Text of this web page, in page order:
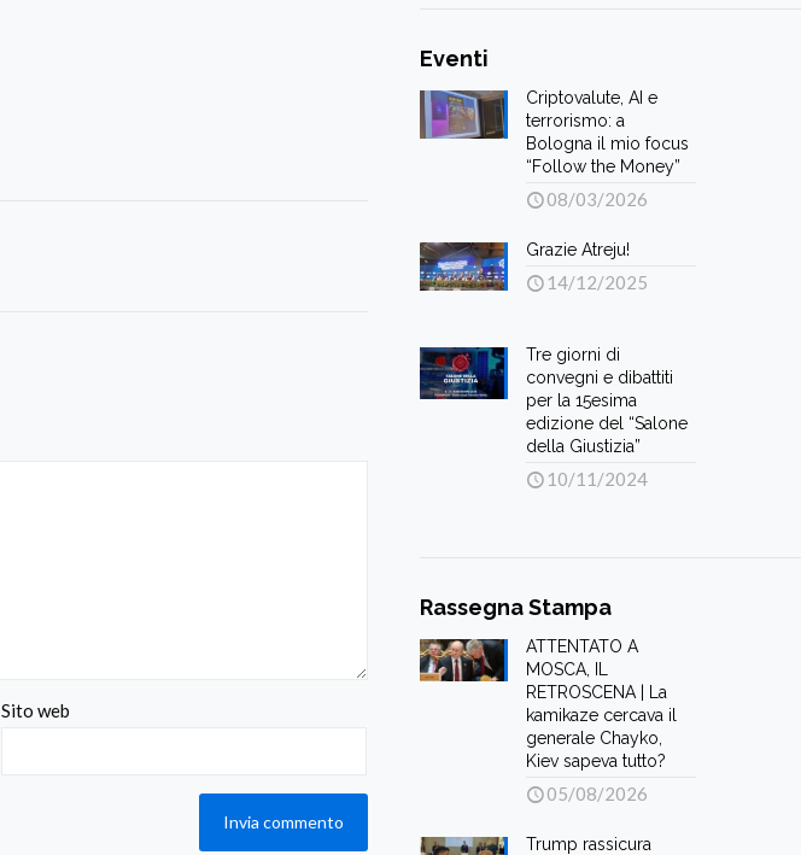
Sito web
Eventi
Criptovalute, AI e
terrorismo: a
Bologna il mio focus
“Follow the Money”
08/03/2026
Grazie Atreju!
14/12/2025
Tre giorni di
convegni e dibattiti
per la 15esima
edizione del “Salone
della Giustizia”
10/11/2024
Rassegna Stampa
ATTENTATO A
MOSCA, IL
RETROSCENA | La
kamikaze cercava il
generale Chayko,
Kiev sapeva tutto?
05/08/2026
Trump rassicura